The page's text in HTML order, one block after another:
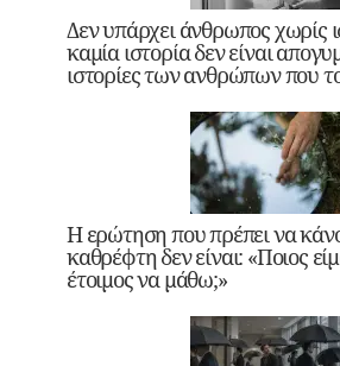
Δεν υπάρχει άνθρωπος χωρίς
καμία ιστορία δεν είναι
ιστορίες των ανθρώπων που
Η ερώτηση που πρέπει να
καθρέφτη δεν είναι: «Ποιος
έτοιμος να μάθω;»